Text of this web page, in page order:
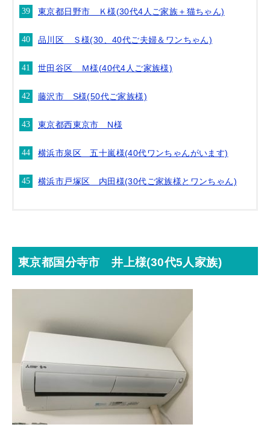
東京都日野市 Ｋ様(30代4人ご家族＋猫ちゃん)
品川区 Ｓ様(30、40代ご夫婦＆ワンちゃん)
世田谷区 Ｍ様(40代4人ご家族様)
藤沢市 S様(50代ご家族様)
東京都西東京市 N様
横浜市泉区 五十嵐様(40代ワンちゃんがいます)
横浜市戸塚区 内田様(30代ご家族様とワンちゃん)
東京都国分寺市 井上様(30代5人家族)